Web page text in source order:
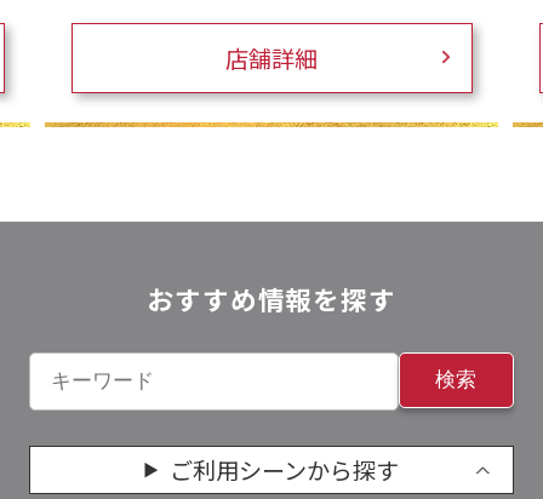
店舗詳細
おすすめ情報を探す
検索
ご利用シーンから探す